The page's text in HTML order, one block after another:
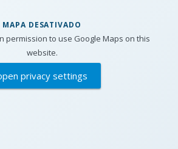
MAPA DESATIVADO
permission to use Google Maps on this
website.
privacy settings